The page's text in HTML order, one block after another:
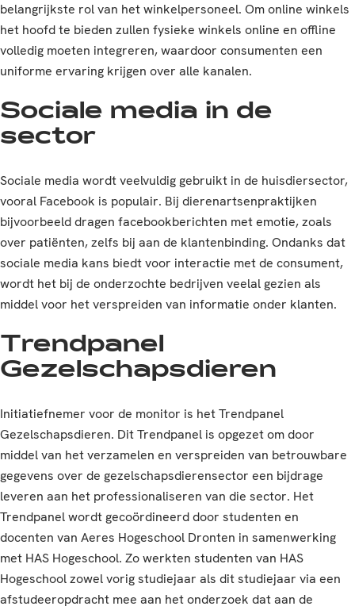
belangrijkste rol van het winkelpersoneel. Om online winkels
het hoofd te bieden zullen fysieke winkels online en offline
volledig moeten integreren, waardoor consumenten een
uniforme ervaring krijgen over alle kanalen.
Sociale media in de
sector
Sociale media wordt veelvuldig gebruikt in de huisdiersector,
vooral Facebook is populair. Bij dierenartsenpraktijken
bijvoorbeeld dragen facebookberichten met emotie, zoals
over patiënten, zelfs bij aan de klantenbinding. Ondanks dat
sociale media kans biedt voor interactie met de consument,
wordt het bij de onderzochte bedrijven veelal gezien als
middel voor het verspreiden van informatie onder klanten.
Trendpanel
Gezelschapsdieren
Initiatiefnemer voor de monitor is het Trendpanel
Gezelschapsdieren. Dit Trendpanel is opgezet om door
middel van het verzamelen en verspreiden van betrouwbare
gegevens over de gezelschapsdierensector een bijdrage
leveren aan het professionaliseren van die sector. Het
Trendpanel wordt gecoördineerd door studenten en
docenten van Aeres Hogeschool Dronten in samenwerking
met HAS Hogeschool. Zo werkten studenten van HAS
Hogeschool zowel vorig studiejaar als dit studiejaar via een
afstudeeropdracht mee aan het onderzoek dat aan de